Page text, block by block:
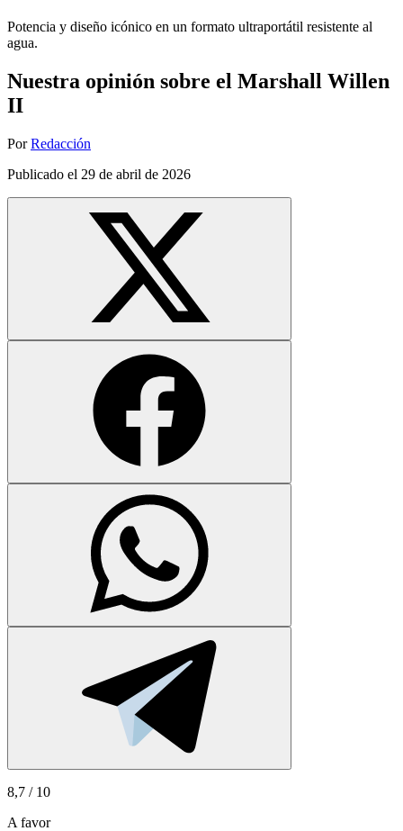
Potencia y diseño icónico en un formato ultraportátil resistente al
agua.
Nuestra opinión sobre el Marshall Willen
II
Por Redacción
Publicado el 29 de abril de 2026
8,7 / 10
A favor